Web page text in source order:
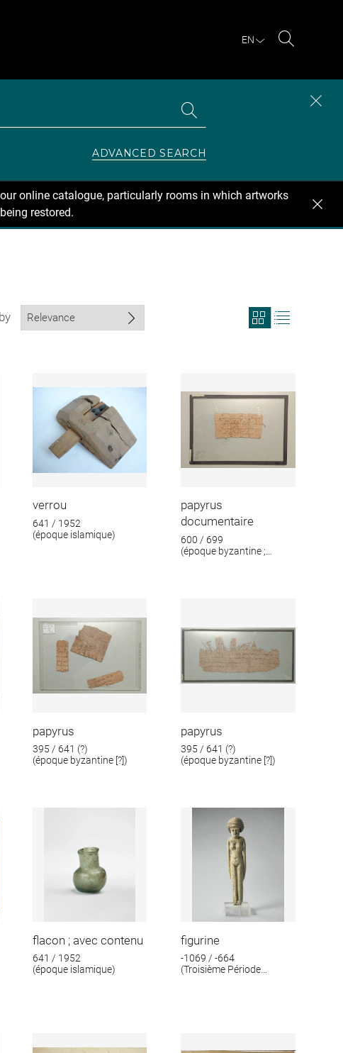
EN
ADVANCED SEARCH
online catalogue, particularly rooms in which artworks
restored.
View
search
verrou
641 / 1952
(époque islamique)
papyrus
documentaire
600 / 699
(époque byzantine ;
papyrus
395 / 641 (?)
(époque byzantine [?])
papyrus
395 / 641 (?)
(époque byzantine [?])
flacon ; avec contenu
641 / 1952
(époque islamique)
figurine
-1069 / -664
(Troisième Période